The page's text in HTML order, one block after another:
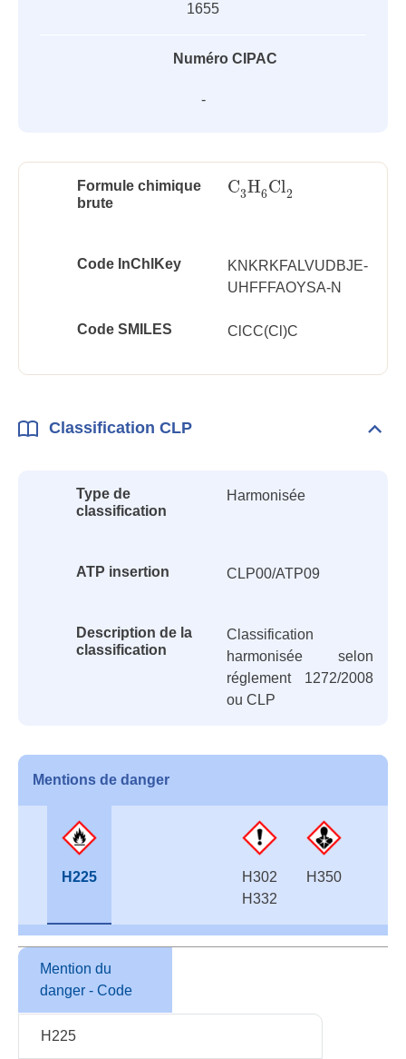
1655
Numéro CIPAC
-
Formule chimique
brute
C3H6Cl2
C3H6Cl2
Code InChlKey
KNKRKFALVUDBJE-
UHFFFAOYSA-N
Code SMILES ClCC(Cl)C
Classification CLP
Type de
classification
Harmonisée
ATP insertion CLP00/ATP09
Description de la
classification
Classification
harmonisée selon
réglement 1272/2008
ou CLP
Mentions de danger
H225
H302
H332
H350
Mention du
danger - Code
H225